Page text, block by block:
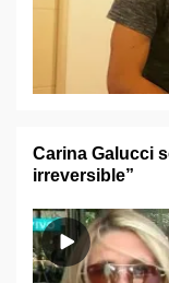
Carina Galucci
irreversible”